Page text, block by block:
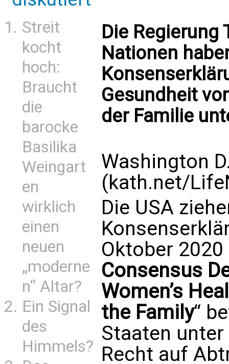
Streit
kocht
hoch:
Braucht
die
barocke
Basilika
Weingart
en
wirklich
einen
neuen
„moderne
n“ Altar?
Ein Signal
des
Himmels?
Die Regierung
Nationen
Gesundheit
der Familie
Washington
(kath.net/
Die USA
Oktober
Consensus
Women’s
the Family“
Staaten
Recht auf